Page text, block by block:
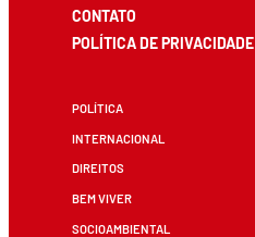
CONTATO
POLÍTICA DE PRIVACIDADE
POLÍTICA
INTERNACIONAL
DIREITOS
BEM VIVER
SOCIOAMBIENTAL